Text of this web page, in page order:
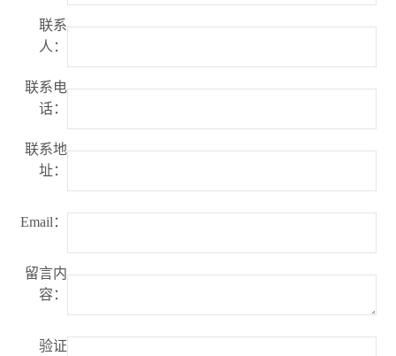
联系
人：
联系电
话：
联系地
址：
Email：
留言内
容：
验证